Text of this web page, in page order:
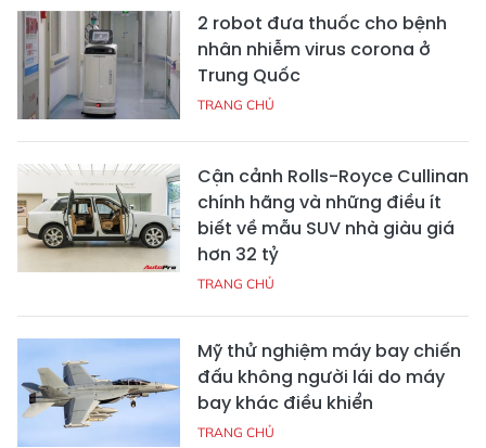
2 robot đưa thuốc cho bệnh
nhân nhiễm virus corona ở
Trung Quốc
TRANG CHỦ
Cận cảnh Rolls-Royce Cullinan
chính hãng và những điều ít
biết về mẫu SUV nhà giàu giá
hơn 32 tỷ
TRANG CHỦ
Mỹ thử nghiệm máy bay chiến
đấu không người lái do máy
bay khác điều khiển
TRANG CHỦ